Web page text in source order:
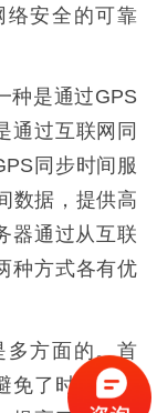
安全的可靠
种是通过GPS
通过互联网同
同步时间服
数据，提供高
器通过从互联
种方式各有优
多方面的。首
了时间误差